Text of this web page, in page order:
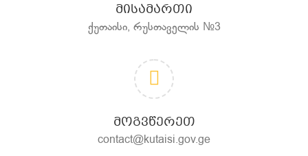
ᲛᲘᲡᲐᲛᲐᲠᲗᲘ
ქუთაისი, რუსთაველის №3
ᲛᲝᲒᲕᲬᲔᲠᲔᲗ
contact@kutaisi.gov.ge